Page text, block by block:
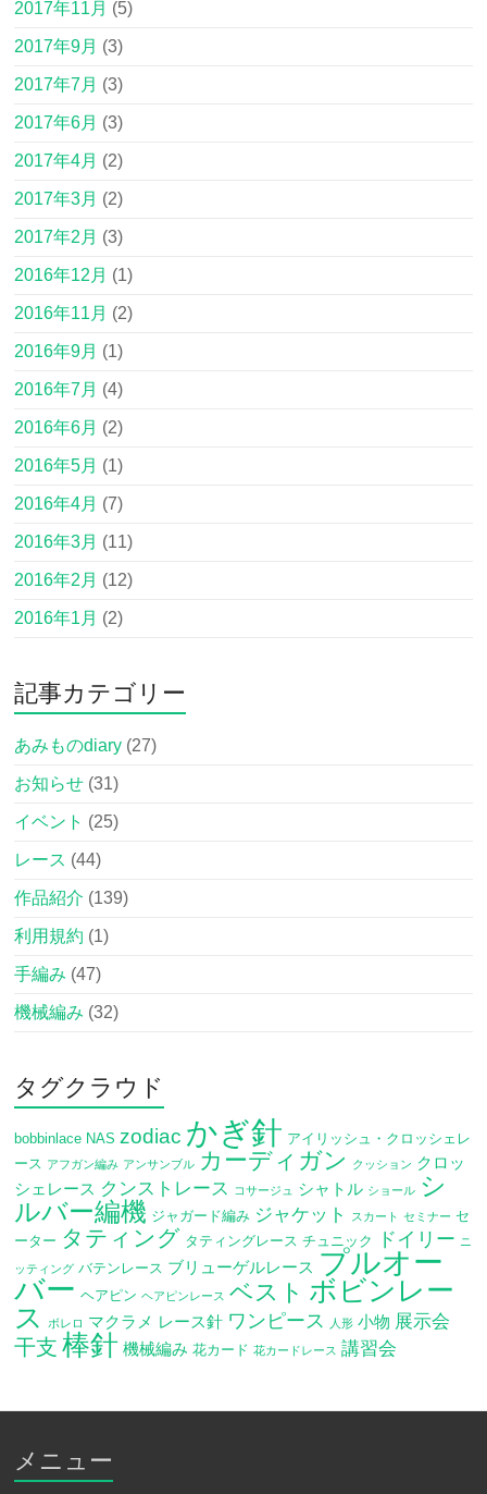
2017年11月 (5)
2017年9月 (3)
2017年7月 (3)
2017年6月 (3)
2017年4月 (2)
2017年3月 (2)
2017年2月 (3)
2016年12月 (1)
2016年11月 (2)
2016年9月 (1)
2016年7月 (4)
2016年6月 (2)
2016年5月 (1)
2016年4月 (7)
2016年3月 (11)
2016年2月 (12)
2016年1月 (2)
記事カテゴリー
あみものdiary (27)
お知らせ (31)
イベント (25)
レース (44)
作品紹介 (139)
利用規約 (1)
手編み (47)
機械編み (32)
タグクラウド
bobbinlace NAS zodiac かぎ針 アイリッシュ・クロッシェレ
ース アフガン編み アンサンブル カーディガン クッション クロッ
シェレース クンストレース コサージュ シャトル ショール シ
ルバー編機 ジャガード編み ジャケット スカート セミナー セ
ーター タティング タティングレース チュニック ドイリー ニ
ッティング バテンレース ブリューゲルレース プルオー
バー ヘアピン ヘアピンレース ベスト ボビンレー
ス
ボレロ マクラメ レース針 ワンピース 人形 小物 展示会
干支 棒針 機械編み 花カード 花カードレース 講習会
メニュー